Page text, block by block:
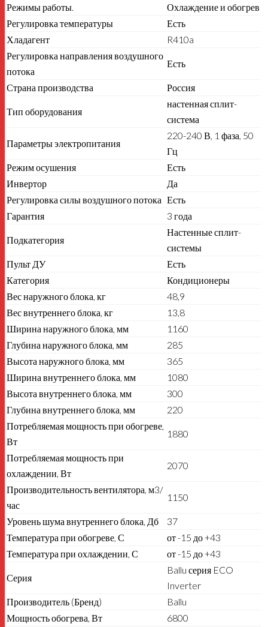
Режимы работы.
Охлаждение и обогрев
Регулировка температуры
Есть
Хладагент
R410a
Регулировка направления воздушного
потока
Есть
Страна производства Россия
Тип оборудования
настенная сплит-
система
Параметры электропитания
220-240 В, 1 фаза, 50
Гц
Режим осушения
Есть
Инвертор
Да
Регулировка силы воздушного потока Есть
Гарантия
3 года
Подкатегория
Настенные сплит-
системы
Пульт ДУ
Есть
Категория
Кондиционеры
Вес наружного блока, кг
48,9
Вес внутреннего блока, кг
13,8
Ширина наружного блока, мм
1160
Глубина наружного блока, мм
285
Высота наружного блока, мм
365
Ширина внутреннего блока, мм
1080
Высота внутреннего блока, мм
300
Глубина внутреннего блока, мм
220
Потребляемая мощность при обогреве,
Вт
1880
Потребляемая мощность при
охлаждении, Вт
2070
Производительность вентилятора, м3/
час
1150
Уровень шума внутреннего блока, Дб
37
Температура при обогреве, С
от -15 до +43
Температура при охлаждении, С
от -15 до +43
Серия
Ballu серия ECO
Inverter
Производитель (Бренд)
Ballu
Мощность обогрева, Вт
6800